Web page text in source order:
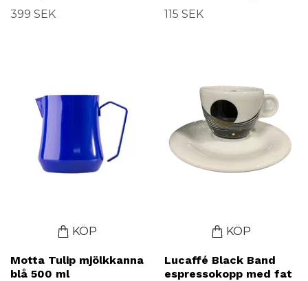
399 SEK
115 SEK
KÖP
Motta Tulip mjölkkanna
blå 500 ml
KÖP
Lucaffé Black Band
espressokopp med fat